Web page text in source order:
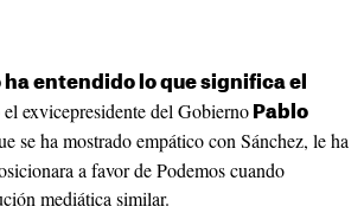
ha entendido lo que significa el
exvicepresidente del GobiernoPablo
se ha mostrado empático con Sánchez, le ha
a favor de Podemos cuando
mediática similar.